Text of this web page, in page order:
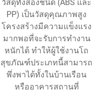
วัสดุทั้งสองชนิด (ABS และ
PP) เป็นวัสดุคุณภาพสูง
โครงสร้างมีความแข็งแรง
มากพอที่จะรับการทำงาน
หนักได้ ทำให้ผู้ใช้งานโถ
สุขภัณฑ์ประเภทนี้สามารถ
พึ่งพาได้ทั้งในบ้านเรือน
หรืออาคารสถานที่